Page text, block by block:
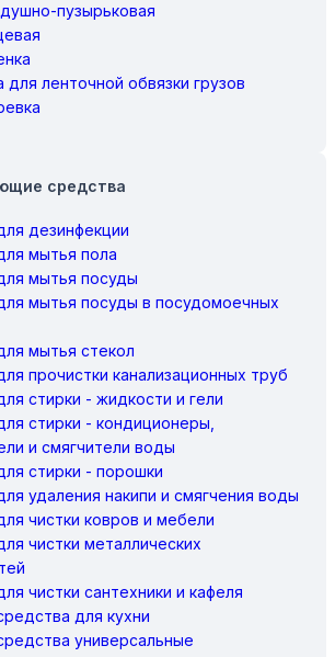
пузырьковая
для ленточной обвязки грузов
средства
дезинфекции
мытья пола
мытья посуды
мытья посуды в посудомоечных
мытья стекол
прочистки канализационных труб
стирки - жидкости и гели
стирки - кондиционеры,
и смягчители воды
стирки - порошки
удаления накипи и смягчения воды
чистки ковров и мебели
чистки металлических
чистки сантехники и кафеля
для кухни
универсальные